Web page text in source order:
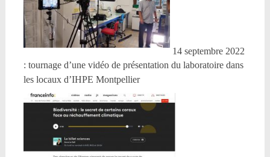
14 septembre 2022
: tournage d’une vidéo de présentation du laboratoire dans
les locaux d’IHPE Montpellier